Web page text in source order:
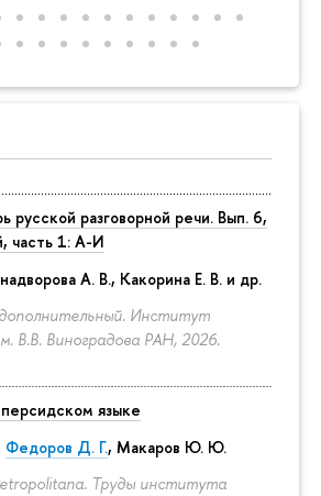
русской разговорной речи. Вып. 6,
часть 1: А-И
А. В., Какорина Е. В. и др.
Институт
В.В. Виноградова РАН, 2026.
языке
Федоров Д. Г., Макаров Ю. Ю.
Труды института